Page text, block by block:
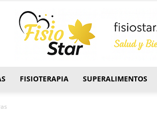
FISIOTERAPIA SUPERALIMENTOS